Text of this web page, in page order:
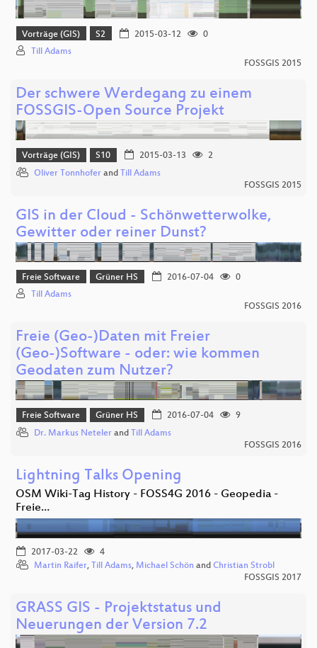
Vorträge (GIS) S2 2015-03-12
0
Till Adams
FOSSGIS 2015
Der schwere Werdegang zu einem
FOSSGIS-Open Source Projekt
Vorträge (GIS) S10 2015-03-13
2
Oliver Tonnhofer and Till Adams
FOSSGIS 2015
GIS in der Cloud - Schönwetterwolke,
Gewitter oder reiner Dunst?
Freie Software Grüner HS 2016-07-04
0
Till Adams
FOSSGIS 2016
Freie (Geo-)Daten mit Freier
(Geo-)Software - oder: wie kommen
Geodaten zum Nutzer?
Freie Software Grüner HS 2016-07-04
9
Dr. Markus Neteler and Till Adams
FOSSGIS 2016
Lightning Talks Opening
OSM Wiki-Tag History - FOSS4G 2016 - Geopedia -
Freie…
2017-03-22
4
Martin Raifer, Till Adams, Michael Schön and Christian Strobl
FOSSGIS 2017
GRASS GIS - Projektstatus und
Neuerungen der Version 7.2